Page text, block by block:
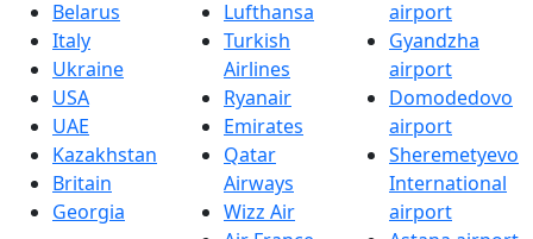
Belarus
Italy
Ukraine
USA
UAE
Kazakhstan
Britain
Georgia
Lufthansa
Turkish
Airlines
Ryanair
Emirates
Qatar
Airways
Wizz Air
airport
Gyandzha
airport
Domodedovo
airport
Sheremetyevo
International
airport